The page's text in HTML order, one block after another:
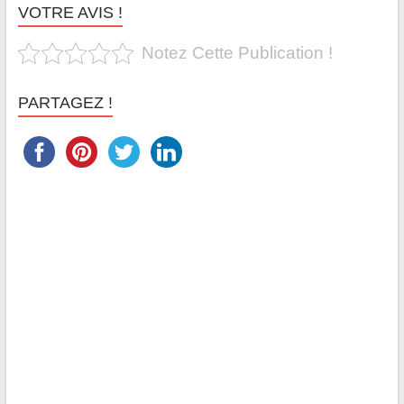
VOTRE AVIS !
Notez Cette Publication !
PARTAGEZ !